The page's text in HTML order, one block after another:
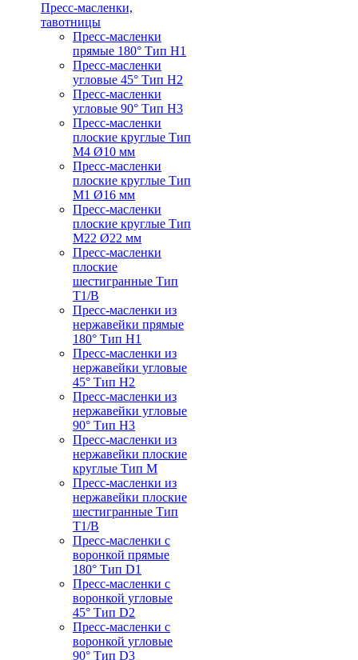
Пресс-масленки,
тавотницы
Пресс-масленки
прямые 180° Тип H1
Пресс-масленки
угловые 45° Тип H2
Пресс-масленки
угловые 90° Тип H3
Пресс-масленки
плоские круглые Тип
M4 Ø10 мм
Пресс-масленки
плоские круглые Тип
M1 Ø16 мм
Пресс-масленки
плоские круглые Тип
M22 Ø22 мм
Пресс-масленки
плоские
шестигранные Тип
T1/B
Пресс-масленки из
нержавейки прямые
180° Тип H1
Пресс-масленки из
нержавейки угловые
45° Тип H2
Пресс-масленки из
нержавейки угловые
90° Тип H3
Пресс-масленки из
нержавейки плоские
круглые Тип M
Пресс-масленки из
нержавейки плоские
шестигранные Тип
T1/B
Пресс-масленки с
воронкой прямые
180° Тип D1
Пресс-масленки с
воронкой угловые
45° Тип D2
Пресс-масленки с
воронкой угловые
90° Тип D3